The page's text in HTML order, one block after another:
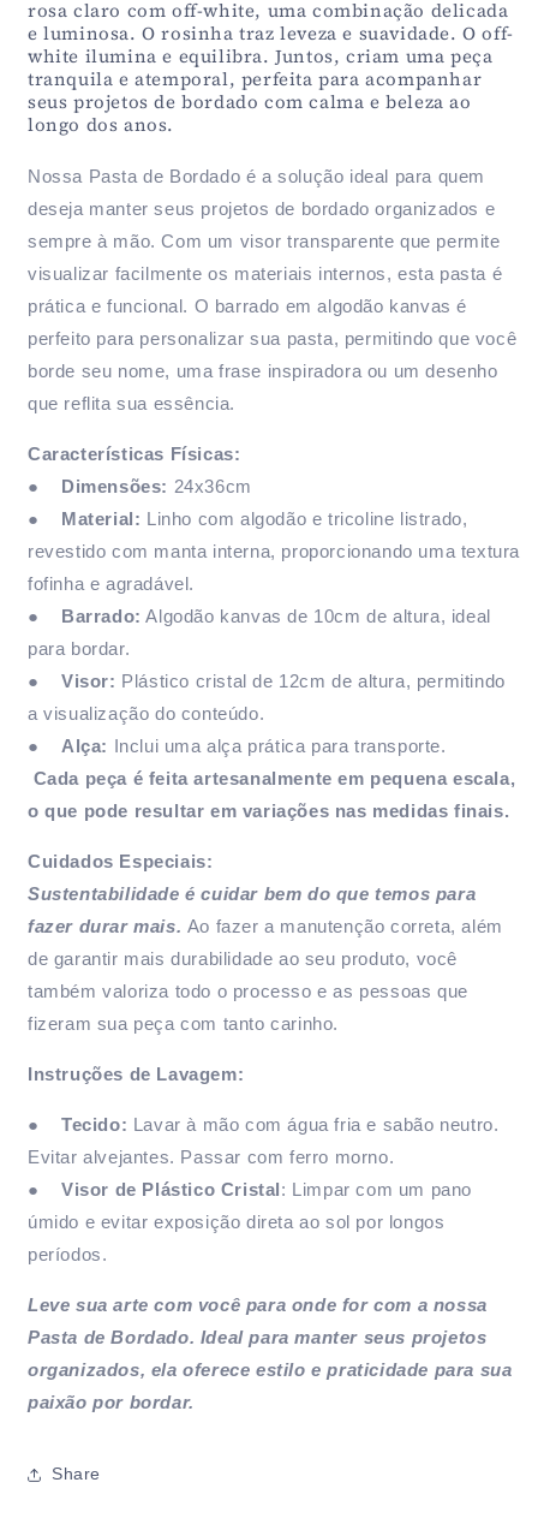
rosa claro com off-white, uma combinação delicada
e luminosa. O rosinha traz leveza e suavidade. O off-
white ilumina e equilibra. Juntos, criam uma peça
tranquila e atemporal, perfeita para acompanhar
seus projetos de bordado com calma e beleza ao
longo dos anos.
Nossa Pasta de Bordado é a solução ideal para quem
deseja manter seus projetos de bordado organizados e
sempre à mão. Com um visor transparente que permite
visualizar facilmente os materiais internos, esta pasta é
prática e funcional. O barrado em algodão kanvas é
perfeito para personalizar sua pasta, permitindo que você
borde seu nome, uma frase inspiradora ou um desenho
que reflita sua essência.
Características Físicas:
●
Dimensões: 24x36cm
● Material: Linho com algodão e tricoline listrado,
revestido com manta interna, proporcionando uma textura
fofinha e agradável.
●
Barrado: Algodão kanvas de 10cm de altura, ideal
para bordar.
●
Visor: Plástico cristal de 12cm de altura, permitindo
a visualização do conteúdo.
●
Alça: Inclui uma alça prática para transporte.
Cada peça é feita artesanalmente em pequena escala,
o que pode resultar em variações nas medidas finais.
Cuidados Especiais:
Sustentabilidade é cuidar bem do que temos para
fazer durar mais. Ao fazer a manutenção correta, além
de garantir mais durabilidade ao seu produto, você
também valoriza todo o processo e as pessoas que
fizeram sua peça com tanto carinho.
Instruções de Lavagem:
● Tecido: Lavar à mão com água fria e sabão neutro.
Evitar alvejantes. Passar com ferro morno.
●
Visor de Plástico Cristal: Limpar com um pano
úmido e evitar exposição direta ao sol por longos
períodos.
Leve sua arte com você para onde for com a nossa
Pasta de Bordado. Ideal para manter seus projetos
organizados, ela oferece estilo e praticidade para sua
paixão por bordar.
Share